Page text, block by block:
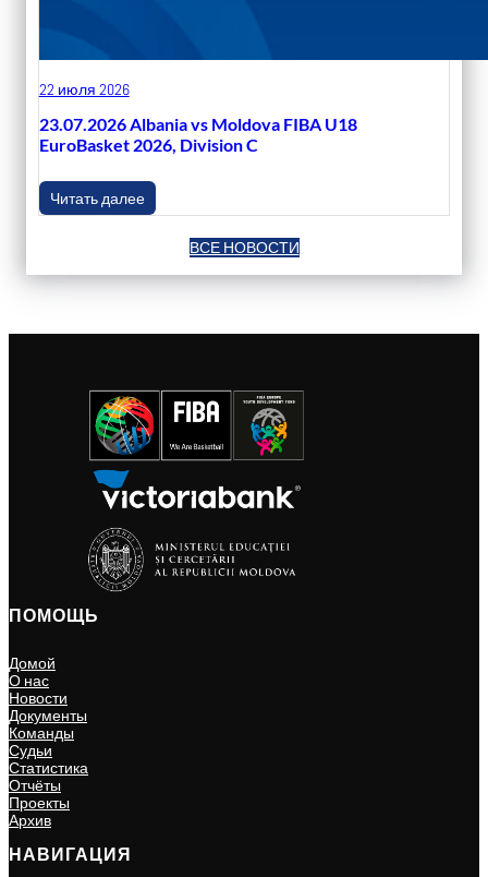
22 июля 2026
23.07.2026 Albania vs Moldova FIBA U18
EuroBasket 2026, Division C
Читать далее
ВСЕ НОВОСТИ
ПОМОЩЬ
Домой
О нас
Новости
Документы
Команды
Судьи
Статистика
Отчёты
Проекты
Архив
НАВИГАЦИЯ